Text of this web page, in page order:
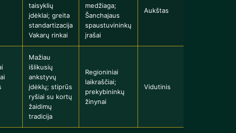
taisyklių
įdėklai; greita
standartizacija
Vakarų rinkai
medžiaga;
Šanchajaus
spaustuvininkų
įrašai
Aukštas
Mažiau
išlikusių
ankstyvų
įdėklų; stiprūs
ryšiai su kortų
žaidimų
tradicija
Regioniniai
laikraščiai;
prekybininkų
žinynai
Vidutinis